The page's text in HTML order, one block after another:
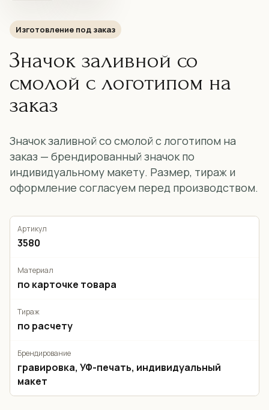
Изготовление под заказ
Значок заливной со
смолой с логотипом на
заказ
Значок заливной со смолой с логотипом на
заказ — брендированный значок по
индивидуальному макету. Размер, тираж и
оформление согласуем перед производством.
Артикул
3580
Материал
по карточке товара
Тираж
по расчету
Брендирование
гравировка, УФ-печать, индивидуальный
макет